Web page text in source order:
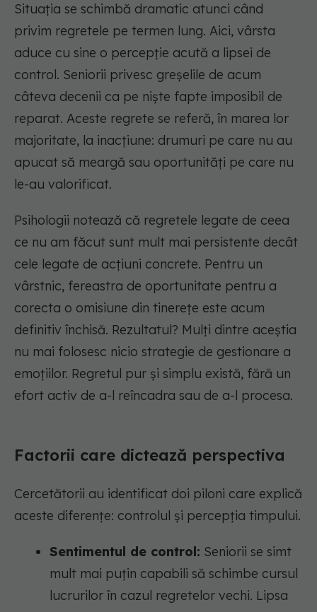
Situația se schimbă dramatic atunci când
privim regretele pe termen lung. Aici, vârsta
aduce cu sine o percepție acută a lipsei de
control. Seniorii privesc greșelile de acum
câteva decenii ca pe niște fapte imposibil de
reparat. Aceste regrete se referă, în marea lor
majoritate, la inacțiune: drumuri pe care nu au
apucat să meargă sau oportunități pe care nu
le-au valorificat.
Psihologii notează că regretele legate de ceea
ce nu am făcut sunt mult mai persistente decât
cele legate de acțiuni concrete. Pentru un
vârstnic, fereastra de oportunitate pentru a
corecta o omisiune din tinerețe este acum
definitiv închisă. Rezultatul? Mulți dintre aceștia
nu mai folosesc nicio strategie de gestionare a
emoțiilor. Regretul pur și simplu există, fără un
efort activ de a-l reîncadra sau de a-l procesa.
Factorii care dictează perspectiva
Cercetătorii au identificat doi piloni care explică
aceste diferențe: controlul și percepția timpului.
Sentimentul de control: Seniorii se simt
mult mai puțin capabili să schimbe cursul
lucrurilor în cazul regretelor vechi. Lipsa